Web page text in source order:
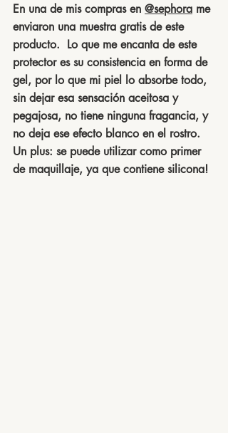
En una de mis compras en @sephora me
enviaron una muestra gratis de este
producto.  Lo que me encanta de este
protector es su consistencia en forma de
gel, por lo que mi piel lo absorbe todo,
sin dejar esa sensación aceitosa y
pegajosa, no tiene ninguna fragancia, y
no deja ese efecto blanco en el rostro.
Un plus: se puede utilizar como primer
de maquillaje, ya que contiene silicona!